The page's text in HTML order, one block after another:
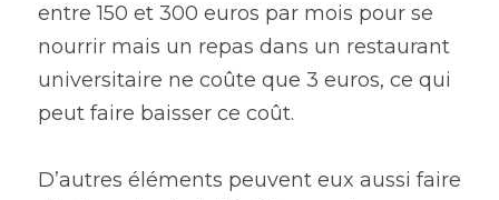
entre 150 et 300 euros par mois pour se
nourrir mais un repas dans un restaurant
universitaire ne coûte que 3 euros, ce qui
peut faire baisser ce coût.
D’autres éléments peuvent eux aussi faire